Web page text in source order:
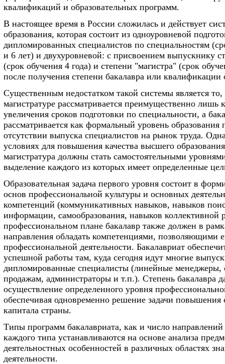
квалификаций и образовательных программ.
В настоящее время в России сложилась и действует
образования, которая состоит из одноуровневой
дипломированных специалистов по специальностям
и 6 лет) и двухуровневой: с присвоением выпускнику
(срок обучения 4 года) и степени "магистра" (срок
после получения степени бакалавра или квалификации
Существенным недостатком такой системы является то,
магистратуре рассматривается преимущественно лишь
увеличения сроков подготовки по специальности, а
рассматривается как формальный уровень образования
отсутствии выпуска специалистов на рынок труда.
условиях для повышения качества высшего
магистратура должны стать самостоятельными
выделение каждого из которых имеет определенные
Образовательная задача первого уровня состоит в
основ профессиональной культуры и основных
компетенций (коммуникативных навыков, навыков
информации, самообразования, навыков коллективной
профессиональном плане бакалавр также должен в
направления обладать компетенциями, позволяющими
профессиональной деятельности. Бакалавриат
успешной работы там, куда сегодня идут многие
дипломированные специалисты (линейные менеджеры,
продажам, администраторы и т.п.). Степень бакалавра
осуществление определенного уровня
обеспечивая одновременно решение задачи повышения
капитала страны.
Типы программ бакалавриата, как и число направлений
каждого типа устанавливаются на основе анализа
деятельностных особенностей в различных областях
деятельности.